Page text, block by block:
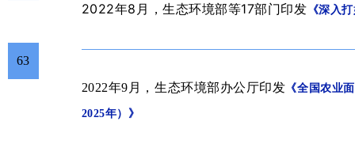
2022年8 月 ，生态环境部等17部门印发 《深入
63
2022年9月，生态环境部办公厅印发 《全国农业
2025年）》